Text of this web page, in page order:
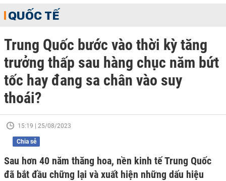
QUỐC TẾ
Trung Quốc bước vào thời kỳ tăng
trưởng thấp sau hàng chục năm bứt
tốc hay đang sa chân vào suy
thoái?
15:19 | 25/08/2023
Chia sẻ
Sau hơn 40 năm thăng hoa, nền kinh tế Trung Quốc
đã bắt đầu chững lại và xuất hiện những dấu hiệu